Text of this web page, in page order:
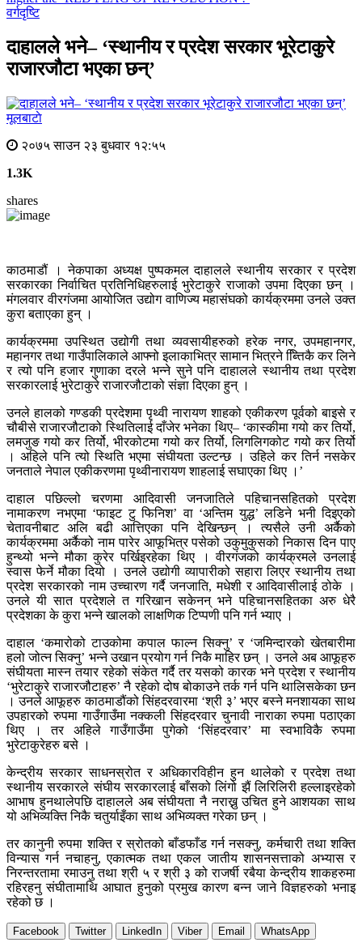
वर्गदृष्टि
दाहालले भने– ‘स्थानीय र प्रदेश सरकार भूरेटाकुरे
राजारजौटा भएका छन्’
मूलबाटाे
२०७५ साउन २३ बुधवार १२:५५
1.3K
shares
काठमाडौं । नेकपाका अध्यक्ष पुष्पकमल दाहालले स्थानीय सरकार र प्रदेश
सरकारका निर्वाचित प्रतिनिधिहरुलाई भुरेटाकुरे राजाको उपमा दिएका छन् ।
मंगलवार वीरगंजमा आयोजित उद्योग वाणिज्य महासंघको कार्यक्रममा उनले उक्त
कुरा बताएका हुन् ।
कार्यक्रममा उपस्थित उद्योगी तथा व्यवसायीहरुको हरेक नगर, उपमहानगर,
महानगर तथा गाउँपालिकाले आफ्नो इलाकाभित्र सामान भित्रने ब्त्तििकै कर लिने
र त्यो पनि हजार गुणाका दरले भन्ने सुने पनि दाहालले स्थानीय तथा प्रदेश
सरकारलाई भुरेटाकुरे राजारजौटाको संज्ञा दिएका हुन् ।
उनले हालको गण्डकी प्रदेशमा पृथ्वी नारायण शाहको एकीकरण पूर्वको बाइसे र
चौबीसे राजारजौटाको स्थितिलाई दाँजेर भनेका थिए– ‘कास्कीमा गयो कर तिर्यो,
लमजुङ गयो कर तिर्यो, भीरकोटमा गयो कर तिर्यो, लिगलिगकोट गयो कर तिर्यो
। अहिले पनि त्यो स्थिति भएमा संघीयता उल्टन्छ । उहिले कर तिर्न नसकेर
जनताले नेपाल एकीकरणमा पृथ्वीनारायण शाहलाई सघाएका थिए ।’
दाहाल पछिल्लो चरणमा आदिवासी जनजातिले पहिचानसहितको प्रदेश
नामाकरण नभएमा ‘फाइट टु फिनिश’ वा ‘अन्तिम युद्ध’ लडिने भनी दिइएको
चेतावनीबाट अलि बढी आत्तिएका पनि देखिन्छन् । त्यसैले उनी अर्कैको
कार्यक्रममा अर्कैको नाम पारेर आफूभित्र पसेको उकुमुकुसको निकास दिन पाए
हुन्थ्यो भन्ने मौका कुरेर पर्खिइरहेका थिए । वीरगंजको कार्यक्रमले उनलाई
स्वास फेर्ने मौका दियो । उनले उद्योगी व्यापारीको सहारा लिएर स्थानीय तथा
प्रदेश सरकारको नाम उच्चारण गर्दै जनजाति, मधेशी र आदिवासीलाई ठोके ।
उनले यी सात प्रदेशले त गरिखान सकेनन् भने पहिचानसहितका अरु धेरै
प्रदेशका के कुरा भन्ने खालको लाक्षणिक टिप्पणी पनि गर्न भ्याए ।
दाहाल ‘कमारोको टाउकोमा कपाल फाल्न सिक्नु’ र ‘जमिन्दारको खेतबारीमा
हलो जोत्न सिक्नु’ भन्ने उखान प्रयोग गर्न निकै माहिर छन् । उनले अब आफूहरु
संघीयता मास्न तयार रहेको संकेत गर्दै तर यसको कारक भने प्रदेश र स्थानीय
‘भुरेटाकुरे राजारजौटाहरु’ नै रहेको दोष बोकाउने तर्क गर्न पनि थालिसकेका छन
। उनले आफूहरु काठमाडौंको सिंहदरवारमा ‘श्री ३’ भएर बस्ने मनशायका साथ
उपहारको रुपमा गाउँगाउँमा नक्कली सिंहदरवार चुनावी नाराका रुपमा पठाएका
थिए । तर अहिले गाउँगाउँमा पुगेको ‘सिंहदरवार’ मा स्वभाविकै रुपमा
भुरेटाकुरेहरु बसे ।
केन्द्रीय सरकार साधनस्रोत र अधिकारविहीन हुन थालेको र प्रदेश तथा
स्थानीय सरकारले संघीय सरकारलाई बाँसको लिंगो झैं लिरिलिरी हल्लाइरहेको
आभाष हुनथालेपछि दाहालले अब संघीयता नै नराख्नु उचित हुने आशयका साथ
यो अभिव्यक्ति निकै चतुर्याइँका साथ अभिव्यक्त गरेका छन् ।
तर कानुनी रुपमा शक्ति र स्रोतको बाँडफाँड गर्न नसक्नु, कर्मचारी तथा शक्ति
विन्यास गर्न नचाहनु, एकात्मक तथा एकल जातीय शासनसत्ताको अभ्यास र
निरन्तरतामा रमाउनु तथा श्री ५ र श्री ३ को राजर्षी रबैया केन्द्रीय शाकहरुमा
रहिरहनु संघीतामाथि आघात हुनुको प्रमुख कारण बन्न जाने विज्ञहरुको भनाइ
रहेको छ ।
Facebook Twitter LinkedIn Viber Email WhatsApp